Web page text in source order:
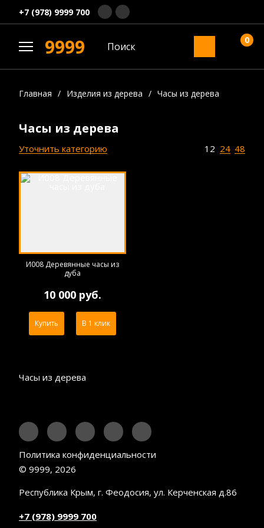
+7 (978) 9999 700
9999 0
Главная / Изделия из дерева / Часы из дерева
Часы из дерева
Уточнить категорию 12 24 48
И008 Деревянные часы из
дуба
10 000 руб.
Купить В 1 клик
Часы из дерева
Политика конфиденциальности
© 9999, 2026
Республика Крым, г. Феодосия, ул. Керченская д.86
+7 (978) 9999 700